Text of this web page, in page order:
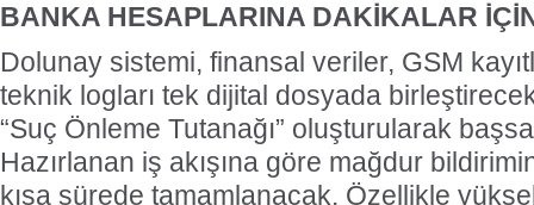
BANKA HESAPLARINA DAKİKALAR
Dolunay sistemi, finansal veriler, GSM
teknik logları tek dijital dosyada
“Suç Önleme Tutanağı” oluşturularak
Hazırlanan iş akışına göre mağdur
kısa sürede tamamlanacak. Özellikle